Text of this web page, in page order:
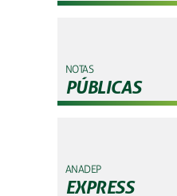
NOTAS
PÚBLICAS
ANADEP
EXPRESS